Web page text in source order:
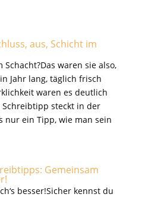
aus, Schicht im
Schacht?Das waren sie also,
Jahr lang, täglich frisch
waren es deutlich
steckt in der
nur ein Tipp, wie man sein
Gemeinsam
besser!Sicher kennst du